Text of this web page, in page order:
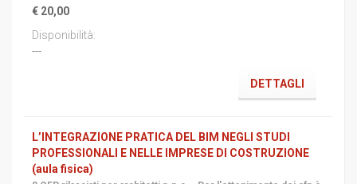
€ 20,00
---
DETTAGLI
L’INTEGRAZIONE PRATICA DEL BIM NEGLI STUDI
PROFESSIONALI E NELLE IMPRESE DI COSTRUZIONE
(aula fisica)